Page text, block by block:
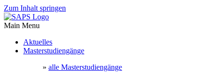
Zum Inhalt springen
Main Menu
Aktuelles
Masterstudiengänge
» alle Masterstudiengänge